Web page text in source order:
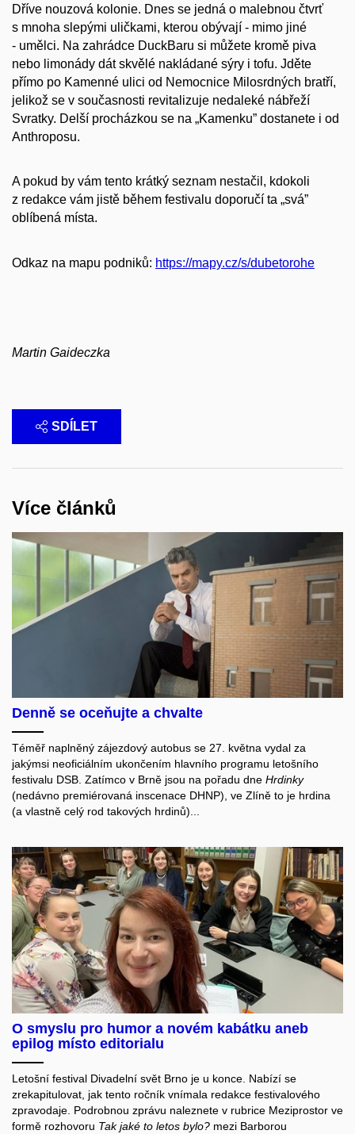
Dříve nouzová kolonie. Dnes se jedná o malebnou čtvrť
s mnoha slepými uličkami, kterou obývají - mimo jiné
- umělci. Na zahrádce DuckBaru si můžete kromě piva
nebo limonády dát skvělé nakládané sýry i tofu. Jděte
přímo po Kamenné ulici od Nemocnice Milosrdných bratří,
jelikož se v současnosti revitalizuje nedaleké nábřeží
Svratky. Delší procházkou se na „Kamenku” dostanete i od
Anthroposu.
A pokud by vám tento krátký seznam nestačil, kdokoli
z redakce vám jistě během festivalu doporučí ta „svá”
oblíbená místa.
Odkaz na mapu podniků: https://mapy.cz/s/dubetorohe
Martin Gaideczka
SDÍLET
Více článků
Denně se oceňujte a chvalte
Téměř naplněný zájezdový autobus se 27. května vydal za
jakýmsi neoficiálním ukončením hlavního programu letošního
festivalu DSB. Zatímco v Brně jsou na pořadu dne Hrdinky
(nedávno premiérovaná inscenace DHNP), ve Zlíně to je hrdina
(a vlastně celý rod takových hrdinů)...
O smyslu pro humor a novém kabátku aneb
epilog místo editorialu
Letošní festival Divadelní svět Brno je u konce. Nabízí se
zrekapitulovat, jak tento ročník vnímala redakce festivalového
zpravodaje. Podrobnou zprávu naleznete v rubrice Meziprostor ve
formě rozhovoru Tak jaké to letos bylo? mezi Barborou